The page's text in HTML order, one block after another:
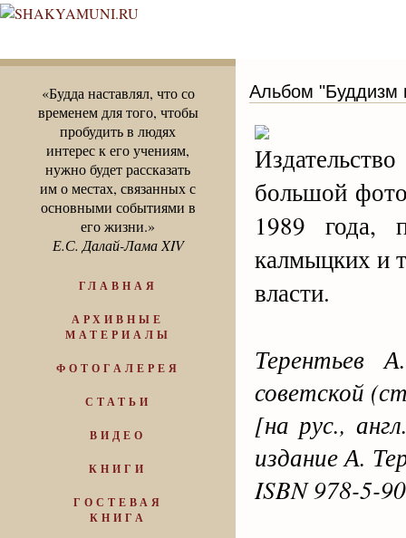
«Будда наставлял, что со
временем для того, чтобы
пробудить в людях
интерес к его учениям,
нужно будет рассказать
им о местах, связанных с
основными событиями в
его жизни.»
Е.С. Далай-Лама XIV
ГЛАВНАЯ
АРХИВНЫЕ
МАТЕРИАЛЫ
ФОТОГАЛЕРЕЯ
СТАТЬИ
ВИДЕО
КНИГИ
ГОСТЕВАЯ
КНИГА
Альбом "Буддизм
большой
1989 года,
калмыцких и
власти.
Терентьев
советской
[на рус.,
издание А.
ISBN 978-5-